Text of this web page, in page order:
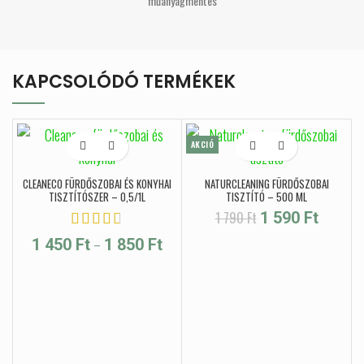
KAPCSOLÓDÓ TERMÉKEK
CLEANECO FÜRDŐSZOBAI ÉS KONYHAI
TISZTÍTÓSZER – 0,5/1L
1 450 Ft – 1 850 Ft
AKCIÓ
NATURCLEANING FÜRDŐSZOBAI
TISZTÍTÓ – 500 ML
1 790Ft Original price was:
1 590 FtCurrent